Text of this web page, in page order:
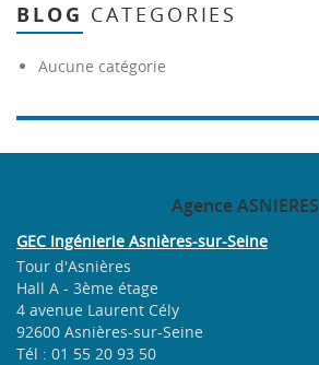
BLOG CATEGORIES
Aucune catégorie
AgenceASNIERES
GEC Ingénierie Asnières-sur-Seine
Tour d'Asnières
Hall A - 3ème étage
4 avenue Laurent Cély
92600 Asnières-sur-Seine
Tél : 01 55 20 93 50